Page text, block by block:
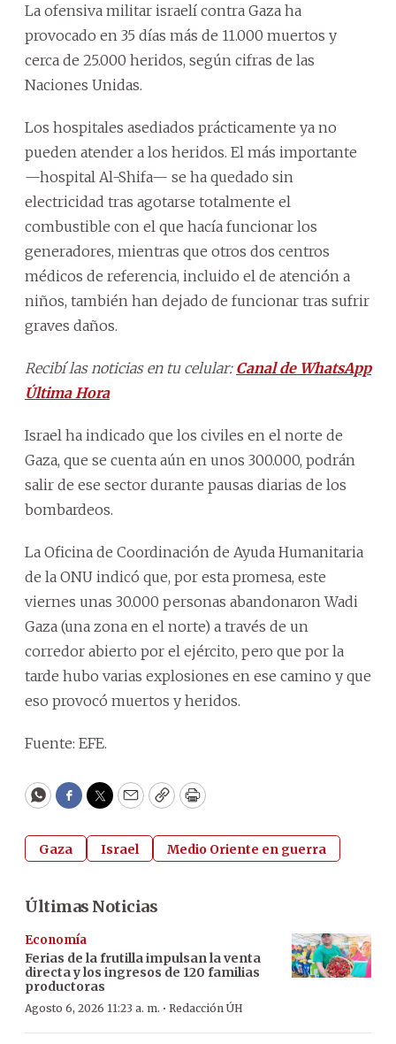
La ofensiva militar israelí contra Gaza ha
provocado en 35 días más de 11.000 muertos y
cerca de 25.000 heridos, según cifras de las
Naciones Unidas.
Los hospitales asediados prácticamente ya no
pueden atender a los heridos. El más importante
—hospital Al-Shifa— se ha quedado sin
electricidad tras agotarse totalmente el
combustible con el que hacía funcionar los
generadores, mientras que otros dos centros
médicos de referencia, incluido el de atención a
niños, también han dejado de funcionar tras sufrir
graves daños.
Recibí las noticias en tu celular: Canal de WhatsApp
Última Hora
Israel ha indicado que los civiles en el norte de
Gaza, que se cuenta aún en unos 300.000, podrán
salir de ese sector durante pausas diarias de los
bombardeos.
La Oficina de Coordinación de Ayuda Humanitaria
de la ONU indicó que, por esta promesa, este
viernes unas 30.000 personas abandonaron Wadi
Gaza (una zona en el norte) a través de un
corredor abierto por el ejército, pero que por la
tarde hubo varias explosiones en ese camino y que
eso provocó muertos y heridos.
Fuente: EFE.
WhatsApp
Facebook
Twitter
EmailCopyPrint
Gaza Israel Medio Oriente en guerra
Últimas Noticias
Economía
Ferias de la frutilla impulsan la venta
directa y los ingresos de 120 familias
productoras
Agosto 6, 2026 11:23 a. m. · Redacción ÚH